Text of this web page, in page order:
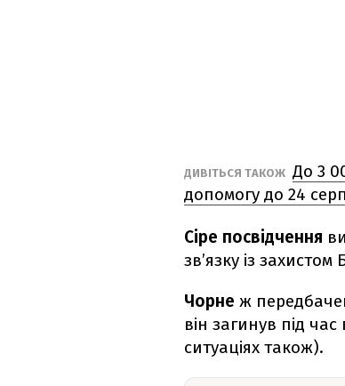
ДИВІТЬСЯ ТАКОЖ До 3
допомогу до 24
Сіре посвідчення
зв’язку із
Чорне ж
він загинув під
ситуаціях також).